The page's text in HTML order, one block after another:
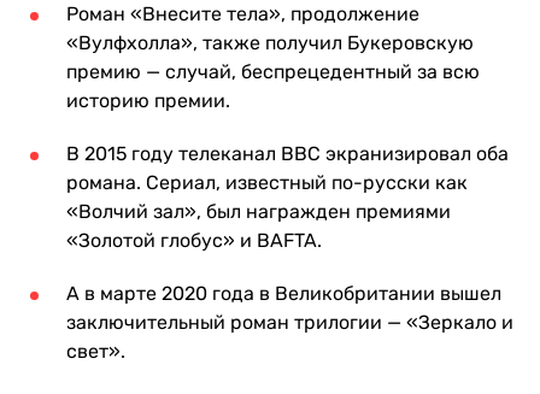
Роман «Внесите тела», продолжение
«Вулфхолла», также получил Букеровскую
премию — случай, беспрецедентный за всю
историю премии.
В 2015 году телеканал BBC экранизировал оба
романа. Сериал, известный по-русски как
«Волчий зал», был награжден премиями
«Золотой глобус» и BAFTA.
А в марте 2020 года в Великобритании вышел
заключительный роман трилогии — «Зеркало и
свет».